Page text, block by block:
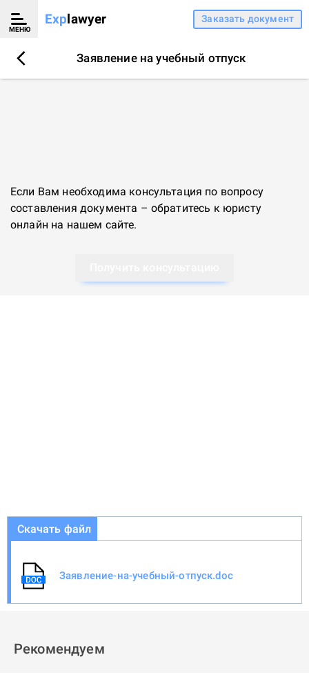
МЕНЮ
Explawyer Заказать документ
Заявление на учебный отпуск
Если Вам необходима консультация по вопросу
составления документа – обратитесь к юристу
онлайн на нашем сайте.
Скачать файл
Заявление-на-учебный-отпуск.doc
Рекомендуем